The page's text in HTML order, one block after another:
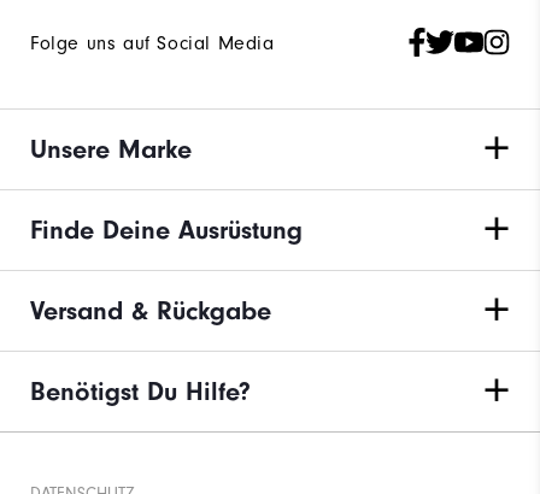
Folge uns auf Social Media
Unsere Marke
Finde Deine Ausrüstung
Versand & Rückgabe
Benötigst Du Hilfe?